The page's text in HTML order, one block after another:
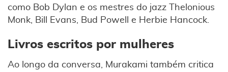
como Bob Dylan e os mestres do jazz Thelonious
Monk, Bill Evans, Bud Powell e Herbie Hancock.
Livros escritos por mulheres
Ao longo da conversa, Murakami também critica